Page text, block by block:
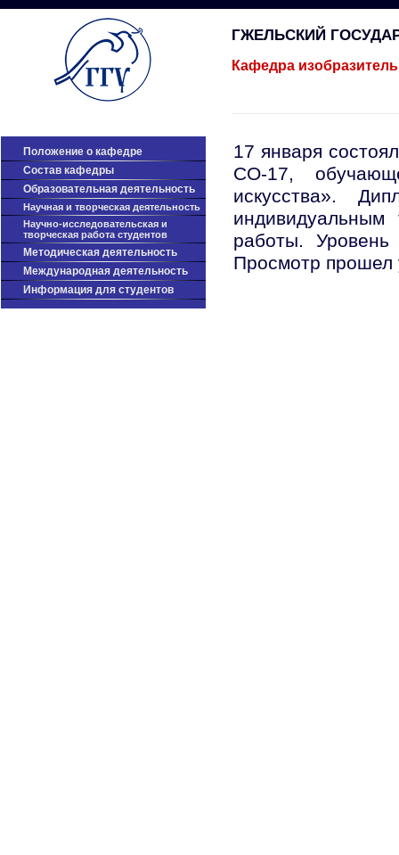
ГЖЕЛЬСКИЙ
Кафедра
Положение о кафедре
Cостав кафедры
Образовательная деятельность
Научная и творческая деятельность
Научно-исследовательская и
творческая работа студентов
Методическая деятельность
Международная деятельность
Информация для студентов
17 января
СО-17,
искусства».
работы.
Просмотр прошел